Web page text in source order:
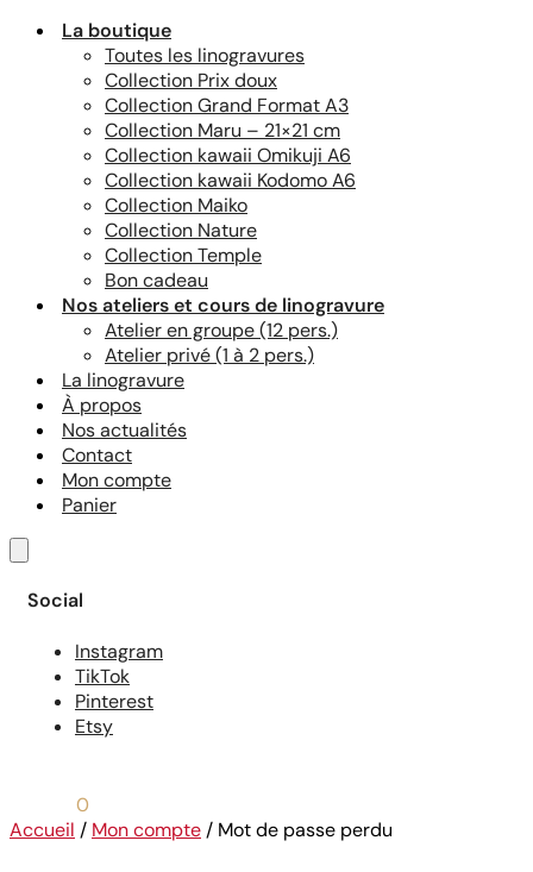
La boutique
Toutes les linogravures
Collection Prix doux
Collection Grand Format A3
Collection Maru – 21×21 cm
Collection kawaii Omikuji A6
Collection kawaii Kodomo A6
Collection Maiko
Collection Nature
Collection Temple
Bon cadeau
Nos ateliers et cours de linogravure
Atelier en groupe (12 pers.)
Atelier privé (1 à 2 pers.)
La linogravure
À propos
Nos actualités
Contact
Mon compte
Panier
Social
Instagram
TikTok
Pinterest
Etsy
0
Accueil / Mon compte / Mot de passe perdu